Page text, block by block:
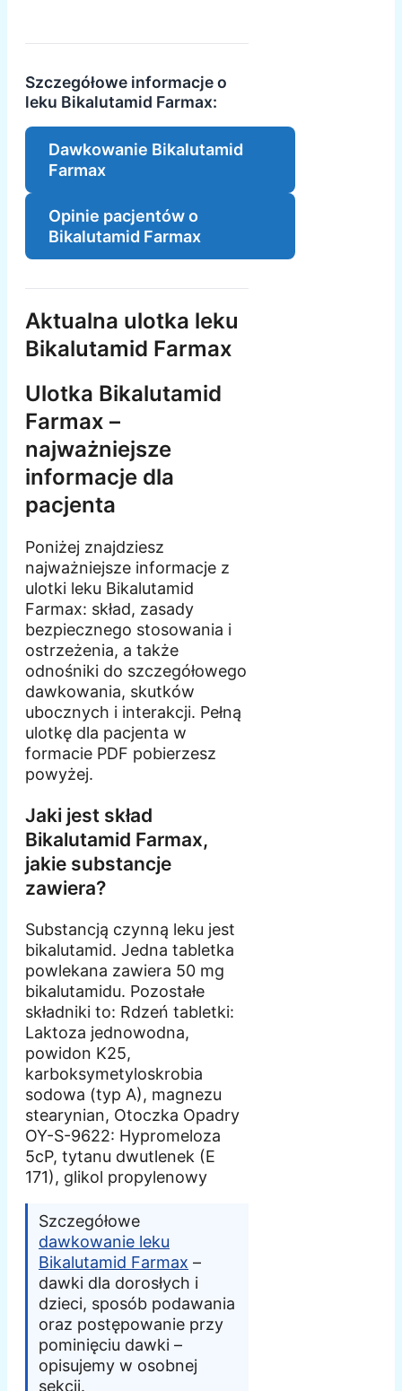
Szczegółowe informacje o
leku Bikalutamid Farmax:
Dawkowanie Bikalutamid
Farmax
Opinie pacjentów o
Bikalutamid Farmax
Aktualna ulotka leku
Bikalutamid Farmax
Ulotka Bikalutamid
Farmax –
najważniejsze
informacje dla
pacjenta
Poniżej znajdziesz
najważniejsze informacje z
ulotki leku Bikalutamid
Farmax: skład, zasady
bezpiecznego stosowania i
ostrzeżenia, a także
odnośniki do szczegółowego
dawkowania, skutków
ubocznych i interakcji. Pełną
ulotkę dla pacjenta w
formacie PDF pobierzesz
powyżej.
Jaki jest skład
Bikalutamid Farmax,
jakie substancje
zawiera?
Substancją czynną leku jest
bikalutamid. Jedna tabletka
powlekana zawiera 50 mg
bikalutamidu. Pozostałe
składniki to: Rdzeń tabletki:
Laktoza jednowodna,
powidon K25,
karboksymetyloskrobia
sodowa (typ A), magnezu
stearynian, Otoczka Opadry
OY-S-9622: Hypromeloza
5cP, tytanu dwutlenek (E
171), glikol propylenowy
Szczegółowe
dawkowanie leku
Bikalutamid Farmax –
dawki dla dorosłych i
dzieci, sposób podawania
oraz postępowanie przy
pominięciu dawki –
opisujemy w osobnej
sekcji.